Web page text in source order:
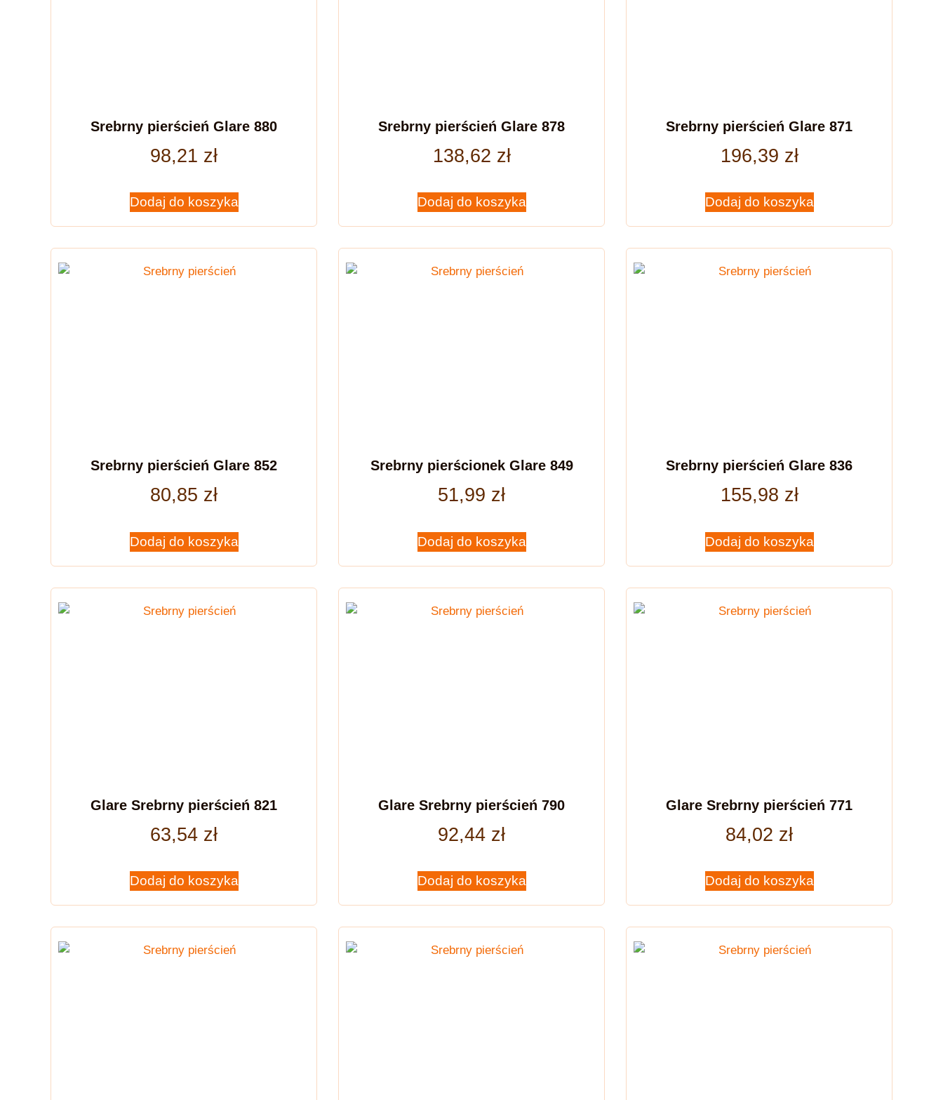
Srebrny pierścień Glare 880
98,21 zł
Dodaj do koszyka
Srebrny pierścień Glare 878
138,62 zł
Dodaj do koszyka
Srebrny pierścień Glare 871
196,39 zł
Dodaj do koszyka
Srebrny pierścień Glare 852
80,85 zł
Dodaj do koszyka
Srebrny pierścionek Glare 849
51,99 zł
Dodaj do koszyka
Srebrny pierścień Glare 836
155,98 zł
Dodaj do koszyka
Glare Srebrny pierścień 821
63,54 zł
Dodaj do koszyka
Glare Srebrny pierścień 790
92,44 zł
Dodaj do koszyka
Glare Srebrny pierścień 771
84,02 zł
Dodaj do koszyka